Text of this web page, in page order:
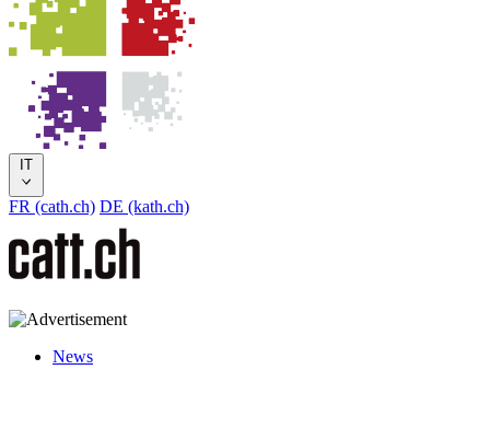
IT
FR (cath.ch) DE (kath.ch)
News